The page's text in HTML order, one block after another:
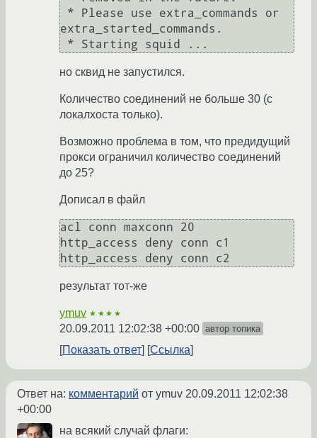
extra_started_commands.
но сквид не запустился.
Количество соединений не больше 30 (с
локалхоста только).
Возможно проблема в том, что предидущий
прокси ограничил количество соединений
до 25?
Дописал в файл
acl conn maxconn 20
http_access deny conn c1
результат тот-же
ymuv ★★★★
20.09.2011 12:02:38 +00:00 автор топика
Показать ответ Ссылка
Ответ на: комментарий от ymuv 20.09.2011 12:02:38
+00:00
на всякий случай флаги: